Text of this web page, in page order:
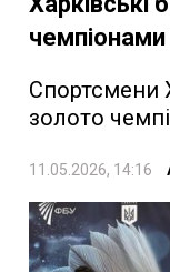
чемпіонами
Спортсмени
золото
11.05.2026, 14:16